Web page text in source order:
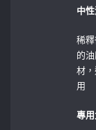
中
稀
的
材
用
專